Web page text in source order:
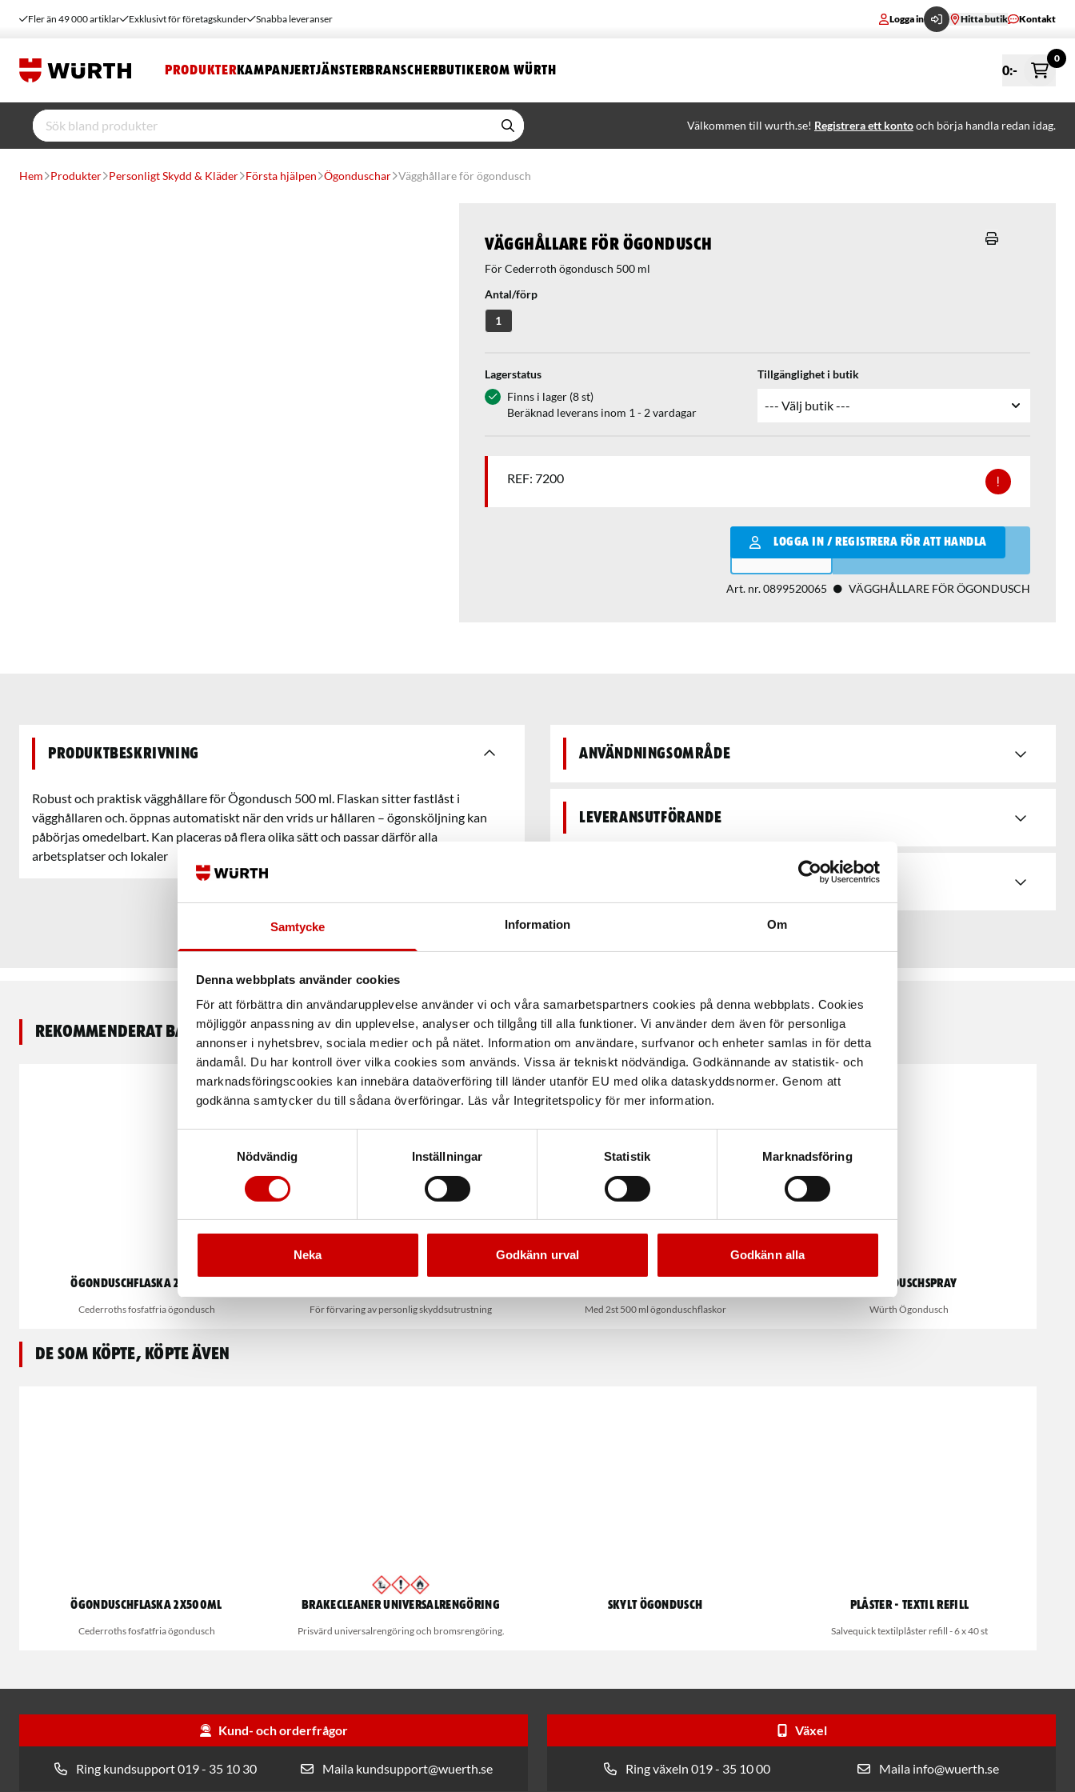
Samtycke Information Om
Denna webbplats använder cookies
För att förbättra din användarupplevelse använder vi och våra samarbetspartners cookies på denna webbplats. Cookies
möjliggör anpassning av din upplevelse, analyser och tillgång till alla funktioner. Vi använder dem även för personliga
annonser i nyhetsbrev, sociala medier och på nätet. Information om användare, surfvanor och enheter samlas in för detta
ändamål. Du har kontroll över vilka cookies som används. Vissa är tekniskt nödvändiga. Godkännande av statistik- och
marknadsföringscookies kan innebära dataöverföring till länder utanför EU med olika dataskyddsnormer. Genom att
godkänna samtycker du till sådana överföringar. Läs vår Integritetspolicy för mer information.
Nödvändig
Inställningar Statistik Marknadsföring
Neka Godkänn urval Godkänn alla
Fler än 49 000 artiklar Exklusivt för företagskunder Snabba leveranser Logga in Hitta butik Kontakt
PRODUKTER KAMPANJERTJÄNSTERBRANSCHERBUTIKEROM WÜRTH 0:-
0
Välkommen till wurth.se! Registrera ett kontooch börja handla redan idag.
Hem Produkter Personligt Skydd & Kläder Första hjälpen Ögonduschar Vägghållare för ögondusch
Vägghållare för ögondusch
För Cederroth ögondusch 500 ml
Antal/förp
1
Lagerstatus
Finns i lager (8 st)
Beräknad leverans inom 1 - 2 vardagar
Tillgänglighet i butik
REF: 7200
LOGGA IN / REGISTRERA FÖR ATT HANDLA
Qantity
LÄGG I VARUKORGEN
Art. nr.0899520065 VÄGGHÅLLARE FÖR ÖGONDUSCH
Produktbeskrivning
Robust och praktisk vägghållare för Ögondusch 500 ml. Flaskan sitter fastlåst i
vägghållaren och. öppnas automatiskt när den vrids ur hållaren – ögonsköljning kan
påbörjas omedelbart. Kan placeras på flera olika sätt och passar därför alla
arbetsplatser och lokaler
Användningsområde
Leveransutförande
Rekommenderat baserat på vald produkt
Ögonduschflaska 2x500ml
Cederroths fosfatfria ögondusch För förvaring av personlig skyddsutrustning Med 2st 500 ml ögonduschflaskor
Ögonduschspray
Würth Ögondusch
De som köpte, köpte även
Ögonduschflaska 2x500ml
Cederroths fosfatfria ögondusch
Brakecleaner universalrengöring
Prisvärd universalrengöring och bromsrengöring.
Skylt Ögondusch Plåster - textil refill
Salvequick textilplåster refill - 6 x 40 st
Kund- och orderfrågor
Ring kundsupport 019 - 35 10 30 Maila kundsupport@wuerth.se
Växel
Ring växeln 019 - 35 10 00 Maila info@wuerth.se